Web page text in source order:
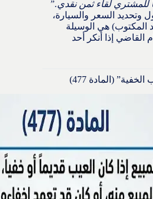
للمشتري لقاء ثمن نقدي.”
وتحديد السعر والسيارة،
المكتوب) هي الوسيلة
القاضي إذا أنكر أحد
(المادة 477)